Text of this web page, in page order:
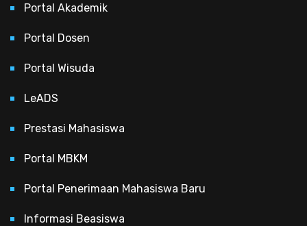
Portal Akademik
Portal Dosen
Portal Wisuda
LeADS
Prestasi Mahasiswa
Portal MBKM
Portal Penerimaan Mahasiswa Baru
Informasi Beasiswa